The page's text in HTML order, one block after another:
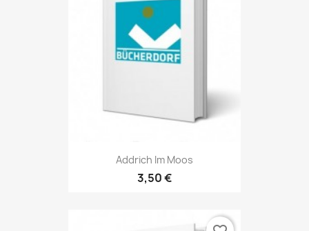
Addrich Im Moos
3,50 €